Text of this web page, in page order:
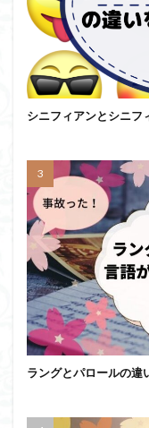
シニフィアンとシニフ
ラングとパロールの違